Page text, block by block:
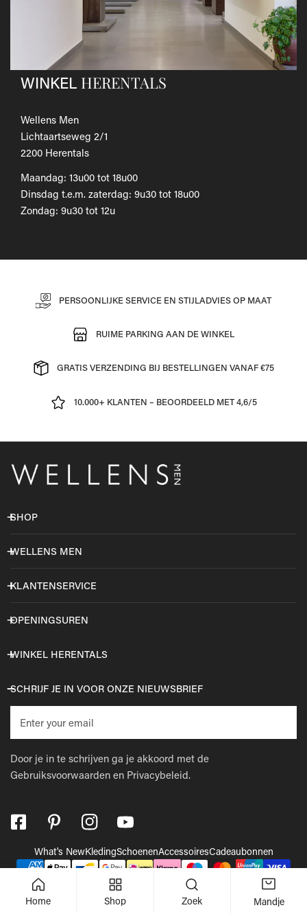
Als je het wilt omruilen voor een ander artikel, dien je een
nieuwe bestelling te plaatsen.
Voor onze uitgebreide beleid betreffende verzenden en
retourneren, raadpleeg onze Veelgestelde vragen
WINKEL HERENTALS
Wellens Men
Lichtaartseweg 2/1
2200 Herentals
Maandag: 13u00 tot 18u00
Dinsdag t.e.m. zaterdag: 9u30 tot 18u00
Zondag: 9u30 tot 12u
PERSOONLIJKE SERVICE EN STIJLADVIES OP MAAT
RUIME PARKING AAN DE WINKEL
GRATIS VERZENDING BIJ BESTELLINGEN VANAF €75
10.000+ KLANTEN – BEOORDEELD MET 4,6/5
SHOP
WELLENS MEN
KLANTENSERVICE
OPENINGSUREN
WINKEL HERENTALS
SCHRIJF JE IN VOOR ONZE NIEUWSBRIEF
mail
Door je in te schrijven ga je akkoord met de
Gebruiksvoorwaarden en Privacybeleid.
© 2026, Powered by Shopify
What's NewKledingSchoenenAccessoiresCadeaubonnen
Betaalmethodes
Home Shop Zoek Mandje